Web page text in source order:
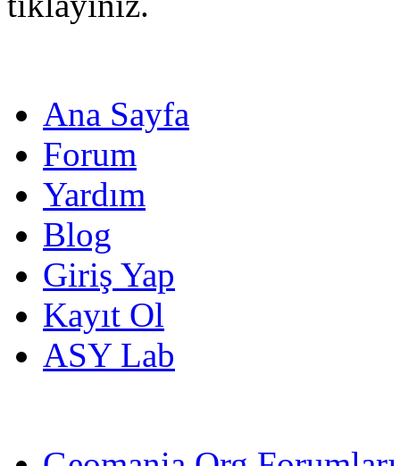
Ana Sayfa
Forum
Yardım
Blog
Giriş Yap
Kayıt Ol
ASY Lab